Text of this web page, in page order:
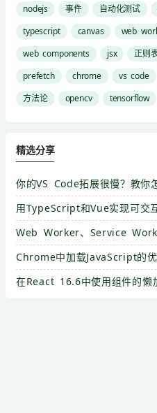
nodejs
事件 自动化测试
typescript
canvas web
web components
jsx 正则
prefetch
chrome vs code
方法论
opencv tensorflow
精选分享
你的VS Code拓展很慢？教你
用TypeScript和Vue实现可交
Web Worker、Service
Chrome中加载JavaScript的
在React 16.6中使用组件的懒